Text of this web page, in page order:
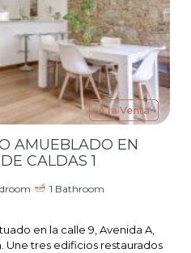
A la Venta
AMUEBLADO EN
CALDAS 1
1 Bathroom
en la calle 9, Avenida A,
Une tres edificios restaurados